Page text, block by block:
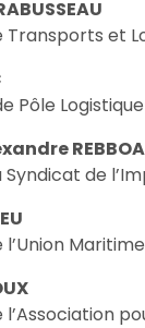
Transports et
Pôle
Syndicat de
l’Association